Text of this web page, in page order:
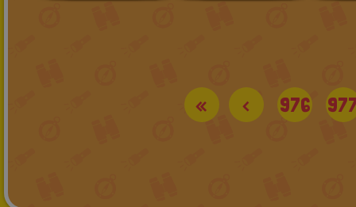
« < 976